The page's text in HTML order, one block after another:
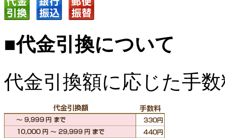
■代金引換について
代金引換額に応じた手